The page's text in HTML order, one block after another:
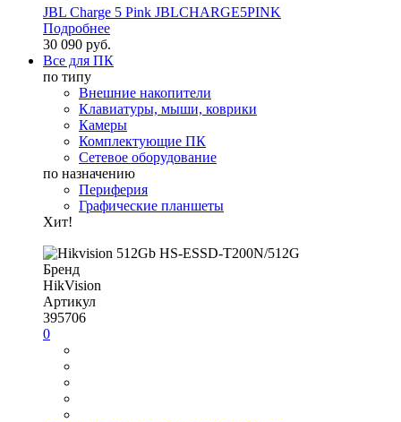
JBL Charge 5 Pink JBLCHARGE5PINK
Подробнее
30 090 руб.
Все для ПК
по типу
Внешние накопители
Клавиатуры, мыши, коврики
Камеры
Комплектующие ПК
Сетевое оборудование
по назначению
Периферия
Графические планшеты
Хит!
Бренд
HikVision
Артикул
395706
0